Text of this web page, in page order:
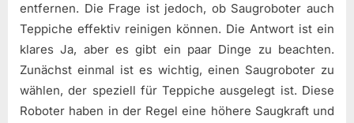
entfernen. Die Frage ist jedoch, ob Saugroboter auch
Teppiche effektiv reinigen können. Die Antwort ist ein
klares Ja, aber es gibt ein paar Dinge zu beachten.
Zunächst einmal ist es wichtig, einen Saugroboter zu
wählen, der speziell für Teppiche ausgelegt ist. Diese
Roboter haben in der Regel eine höhere Saugkraft und